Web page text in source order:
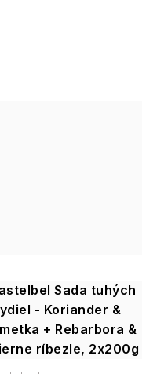
Sada tuhých
- Koriander &
+ Rebarbora &
ríbezle, 2x200g